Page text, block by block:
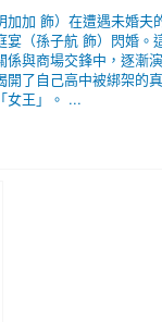
加加 飾）在遭遇未婚夫
宴（孫子航 飾）閃婚。
係與商場交鋒中，逐漸
了自己高中被綁架的
女王」。 ...